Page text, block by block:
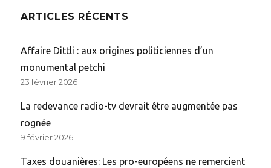
ARTICLES RÉCENTS
Affaire Dittli : aux origines politiciennes d’un
monumental petchi
23 février 2026
La redevance radio-tv devrait être augmentée pas
rognée
9 février 2026
Taxes douanières: Les pro-européens ne remercient